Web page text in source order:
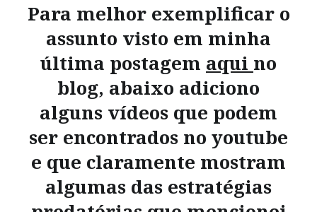
Para melhor exemplificar o
assunto visto em minha
última postagem aqui no
blog, abaixo adiciono
alguns vídeos que podem
ser encontrados no youtube
e que claramente mostram
algumas das estratégias